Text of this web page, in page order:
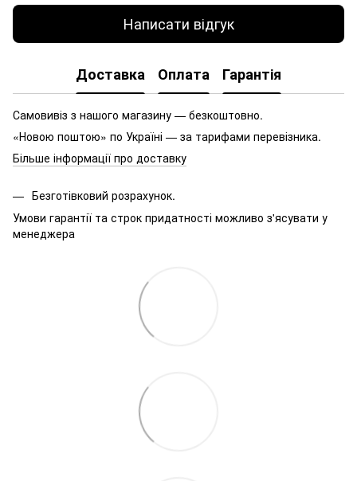
Написати відгук
Доставка Оплата Гарантія
Самовивіз з нашого магазину — безкоштовно.
«Новою поштою» по Україні — за тарифами перевізника.
Більше інформації про доставку
Безготівковий розрахунок.
Умови гарантії та строк придатності можливо з'ясувати у
менеджера